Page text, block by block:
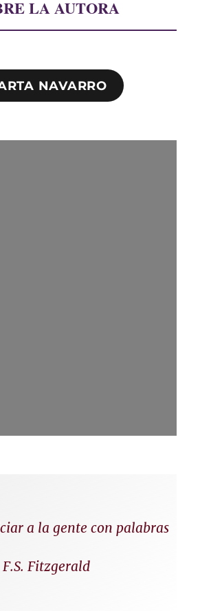
LA AUTORA
NAVARRO
a la gente con palabras
F.S. Fitzgerald